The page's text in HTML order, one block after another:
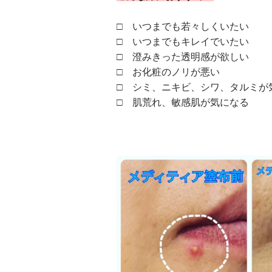
□ いつまでも若々しくいたい
□ いつまでもキレイでいたい
□ 澄みきった透明感が欲しい
□ お化粧のノリが悪い
□ シミ、ニキビ、シワ、タルミが
□ 肌荒れ、敏感肌が気になる